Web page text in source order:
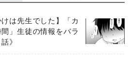
けは先生でした】「カ
」生徒の情報をバラ
》